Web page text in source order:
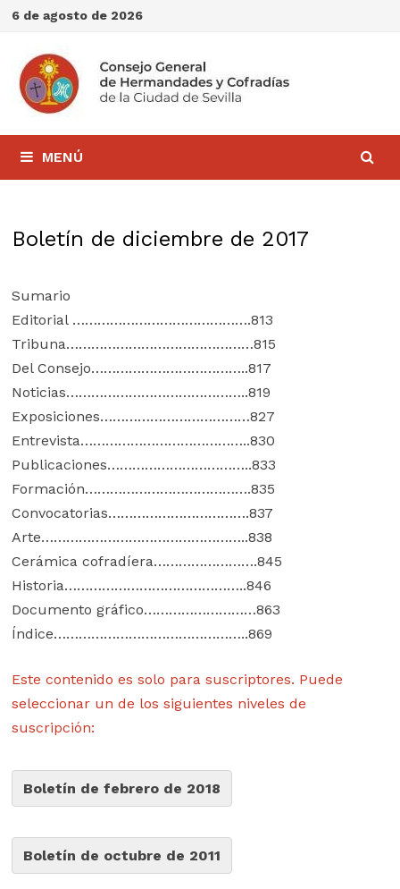
Saltar
contenido
6 de agosto de 2026
MENÚ
Boletín de diciembre de 2017
Sumario
Editorial …………………………………….813
Tribuna………………………………………815
Del Consejo………………………………..817
Noticias……………………………………..819
Exposiciones………………………………827
Entrevista…………………………………..830
Publicaciones……………………………..833
Formación………………………………….835
Convocatorias…………………………….837
Arte…………………………………………..838
Cerámica cofradíera…………………….845
Historia……………………………………..846
Documento gráfico………………………863
Índice………………………………………..869
Este contenido es solo para suscriptores. Puede
seleccionar un de los siguientes niveles de
suscripción:
Boletín de febrero de 2018
Boletín de octubre de 2011